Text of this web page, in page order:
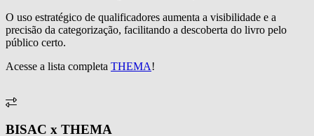
O uso estratégico de qualificadores aumenta a visibilidade e a
precisão da categorização, facilitando a descoberta do livro pelo
público certo.
Acesse a lista completa THEMA!
BISAC x THEMA